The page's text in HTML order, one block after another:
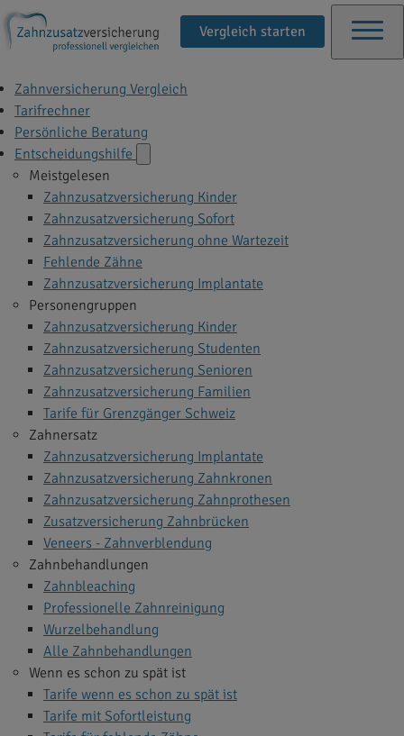
Vergleich starten
Zahnversicherung Vergleich
Tarifrechner
Persönliche Beratung
Entscheidungshilfe
Meistgelesen
Zahnzusatzversicherung Kinder
Zahnzusatzversicherung Sofort
Zahnzusatzversicherung ohne Wartezeit
Fehlende Zähne
Zahnzusatzversicherung Implantate
Personengruppen
Zahnzusatzversicherung Kinder
Zahnzusatzversicherung Studenten
Zahnzusatzversicherung Senioren
Zahnzusatzversicherung Familien
Tarife für Grenzgänger Schweiz
Zahnersatz
Zahnzusatzversicherung Implantate
Zahnzusatzversicherung Zahnkronen
Zahnzusatzversicherung Zahnprothesen
Zusatzversicherung Zahnbrücken
Veneers - Zahnverblendung
Zahnbehandlungen
Zahnbleaching
Professionelle Zahnreinigung
Wurzelbehandlung
Alle Zahnbehandlungen
Wenn es schon zu spät ist
Tarife wenn es schon zu spät ist
Tarife mit Sofortleistung